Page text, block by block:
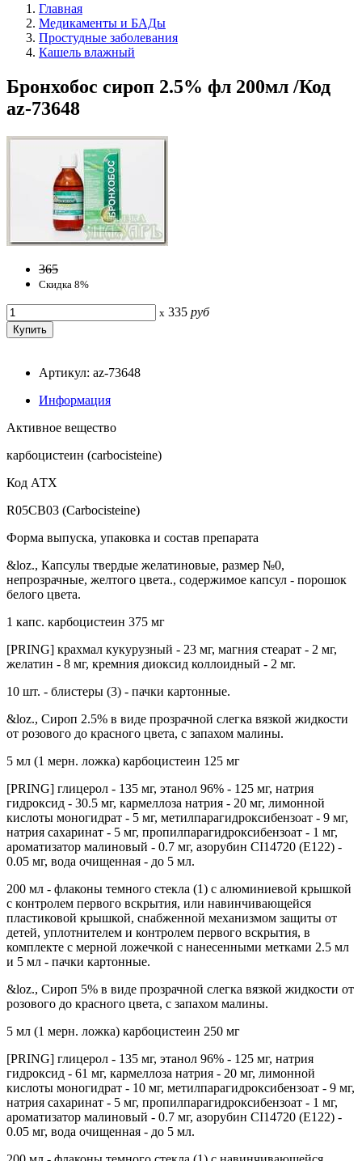
Главная
Медикаменты и БАДы
Простудные заболевания
Кашель влажный
Бронхобос сироп 2.5% фл 200мл /Код
az-73648
365
Скидка 8%
x 335 руб
Артикул: az-73648
Информация
Активное вещество
карбоцистеин (carbocisteine)
Код АТХ
R05CB03 (Carbocisteine)
Форма выпуска, упаковка и состав препарата
&loz., Капсулы твердые желатиновые, размер №0,
непрозрачные, желтого цвета., содержимое капсул - порошок
белого цвета.
1 капс. карбоцистеин 375 мг
[PRING] крахмал кукурузный - 23 мг, магния стеарат - 2 мг,
желатин - 8 мг, кремния диоксид коллоидный - 2 мг.
10 шт. - блистеры (3) - пачки картонные.
&loz., Сироп 2.5% в виде прозрачной слегка вязкой жидкости
от розового до красного цвета, с запахом малины.
5 мл (1 мерн. ложка) карбоцистеин 125 мг
[PRING] глицерол - 135 мг, этанол 96% - 125 мг, натрия
гидроксид - 30.5 мг, кармеллоза натрия - 20 мг, лимонной
кислоты моногидрат - 5 мг, метилпарагидроксибензоат - 9 мг,
натрия сахаринат - 5 мг, пропилпарагидроксибензоат - 1 мг,
ароматизатор малиновый - 0.7 мг, азорубин CI14720 (E122) -
0.05 мг, вода очищенная - до 5 мл.
200 мл - флаконы темного стекла (1) с алюминиевой крышкой
с контролем первого вскрытия, или навинчивающейся
пластиковой крышкой, снабженной механизмом защиты от
детей, уплотнителем и контролем первого вскрытия, в
комплекте с мерной ложечкой с нанесенными метками 2.5 мл
и 5 мл - пачки картонные.
&loz., Сироп 5% в виде прозрачной слегка вязкой жидкости от
розового до красного цвета, с запахом малины.
5 мл (1 мерн. ложка) карбоцистеин 250 мг
[PRING] глицерол - 135 мг, этанол 96% - 125 мг, натрия
гидроксид - 61 мг, кармеллоза натрия - 20 мг, лимонной
кислоты моногидрат - 10 мг, метилпарагидроксибензоат - 9 мг,
натрия сахаринат - 5 мг, пропилпарагидроксибензоат - 1 мг,
ароматизатор малиновый - 0.7 мг, азорубин CI14720 (E122) -
0.05 мг, вода очищенная - до 5 мл.